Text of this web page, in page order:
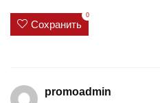
Сохранить
0
promoadmin